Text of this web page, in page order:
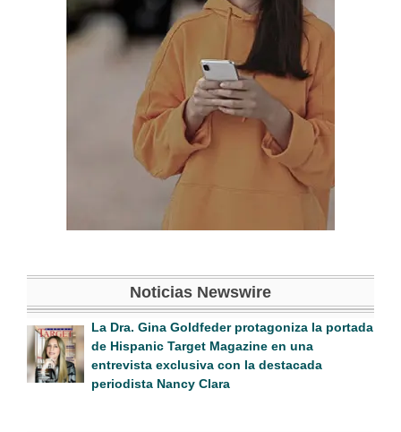
Noticias Newswire
La Dra. Gina Goldfeder protagoniza la portada
de Hispanic Target Magazine en una
entrevista exclusiva con la destacada
periodista Nancy Clara